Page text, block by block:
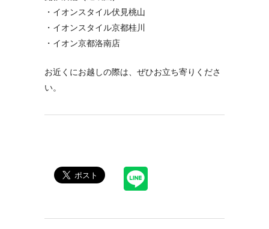
・イオンスタイル伏見桃山
・イオンスタイル京都桂川
・イオン京都洛南店
お近くにお越しの際は、ぜひお立ち寄りくださ
い。